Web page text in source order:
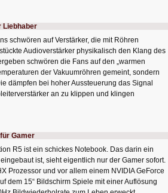
Liebhaber
schwören auf Verstärker, die mit Röhren
Audioverstärker physikalisch den Klang des
schwören die Fans auf den „warmen
der Vakuumröhren gemeint, sondern
dämpfen bei hoher Aussteuerung das Signal
an zu klippen und klingen
Gamer
R5 ist ein schickes Notebook. Das darin ein
ist, sieht eigentlich nur der Gamer sofort.
Prozessor und vor allem einem NVIDIA GeForce
dem 15“ Bildschirm Spiele mit einer Auflösung